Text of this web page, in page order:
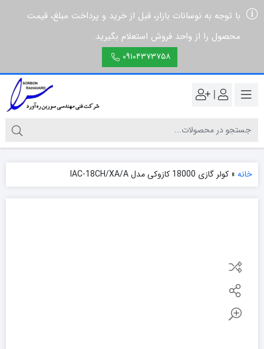
با توجه به نوسانات بازار، قبل از خرید و پرداخت مبلغ، قیمت
محصول را از واحد فروش استعلام بگیرید.
۰۹۱۰۴۳۷۳۷۵۸
|
خانه » کولر گازی 18000 کازوکی مدل IAC-18CH/XA/A